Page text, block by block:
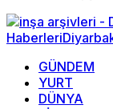
GÜNDEM
YURT
DÜNYA